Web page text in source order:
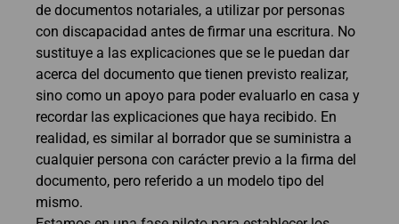
de documentos notariales, a utilizar por personas
con discapacidad antes de firmar una escritura. No
sustituye a las explicaciones que se le puedan dar
acerca del documento que tienen previsto realizar,
sino como un apoyo para poder evaluarlo en casa y
recordar las explicaciones que haya recibido. En
realidad, es similar al borrador que se suministra a
cualquier persona con carácter previo a la firma del
documento, pero referido a un modelo tipo del
mismo.